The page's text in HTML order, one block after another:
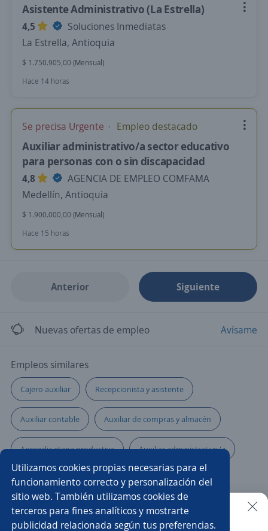
Utilizamos cookies propias necesarias para el
funcionamiento correcto y personalización del
sitio web. También utilizamos cookies de
terceros para fines analíticos y mostrarte
publicidad relacionada según tus preferencias.
Asistente Administrativo (La Estrella)
4,5
Soluciones Inmediatas
La Estrella, Antioquia
$ 1.750.905,00 (Mensual)
Hace 14 horas
Se precisa Urgente Empleo destacado
Auxiliar administrativo/a sector educativo
para personas con o sin discapacidad
4,8
AGENCIA DE EMPLEO COMFAMA
Medellín, Antioquia
$ 1.900.000,00 (Mensual)
Hace 15 horas
Anterior Siguiente
Nuevas ofertas de empleo Avísame
Empleos similares
Cajero auxiliar Recepcionista y asistente
Auxiliar contable Auxiliar de compras y almacén
Aprendiz etapa productiva Auxiliar administrativo/a
Auxiliar de enfermería Recepcionista
Auxiliar de archivo Administrativo facturación
Buscar es más fácil en la app